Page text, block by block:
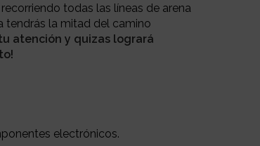
todas las líneas de arena
tendrás la mitad del camino
atención y quizas logrará
electrónicos.